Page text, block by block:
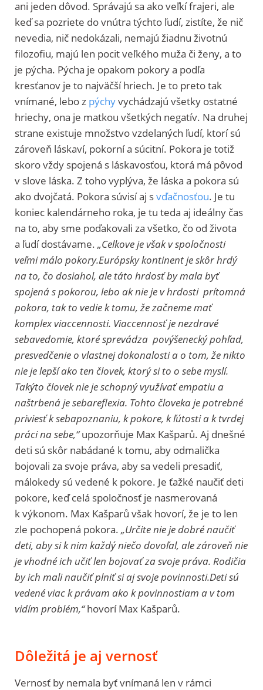
ani jeden dôvod. Správajú sa ako veľkí frajeri, ale
keď sa pozriete do vnútra týchto ľudí, zistíte, že nič
nevedia, nič nedokázali, nemajú žiadnu životnú
filozofiu, majú len pocit veľkého muža či ženy, a to
je pýcha. Pýcha je opakom pokory a podľa
kresťanov je to najväčší hriech. Je to preto tak
vnímané, lebo z pýchyvychádzajú všetky ostatné
hriechy, ona je matkou všetkých negatív. Na druhej
strane existuje množstvo vzdelaných ľudí, ktorí sú
zároveň láskaví, pokorní a súcitní. Pokora je totiž
skoro vždy spojená s láskavosťou, ktorá má pôvod
v slove láska. Z toho vyplýva, že láska a pokora sú
ako dvojčatá. Pokora súvisí aj svďačnosťou. Je tu
koniec kalendárneho roka, je tu teda aj ideálny čas
na to, aby sme poďakovali za všetko, čo od života
a ľudí dostávame. „Celkove je však v spoločnosti
veľmi málo pokory.Európsky kontinent je skôr hrdý
na to, čo dosiahol, ale táto hrdosť by mala byť
spojená s pokorou, lebo ak nie je v hrdosti prítomná
pokora, tak to vedie k tomu, že začneme mať
komplex viaccennosti. Viaccennosť je nezdravé
sebavedomie, ktoré sprevádza povýšenecký pohľad,
presvedčenie o vlastnej dokonalosti a o tom, že nikto
nie je lepší ako ten človek, ktorý si to o sebe myslí.
Takýto človek nie je schopný využívať empatiu a
naštrbená je sebareflexia. Tohto človeka je potrebné
priviesť k sebapoznaniu, k pokore, k ľútosti a k tvrdej
práci na sebe,“upozorňuje Max Kašparů. Aj dnešné
deti sú skôr nabádané k tomu, aby odmalička
bojovali za svoje práva, aby sa vedeli presadiť,
málokedy sú vedené k pokore. Je ťažké naučiť deti
pokore, keď celá spoločnosť je nasmerovaná
k výkonom. Max Kašparů však hovorí, že je to len
zle pochopená pokora. „Určite nie je dobré naučiť
deti, aby si k nim každý niečo dovoľal, ale zároveň nie
je vhodné ich učiť len bojovať za svoje práva. Rodičia
by ich mali naučiť plniť si aj svoje povinnosti.Deti sú
vedené viac k právam ako k povinnostiam a v tom
vidím problém,“hovorí Max Kašparů.
Dôležitá je aj vernosť
Vernosť by nemala byť vnímaná len v rámci